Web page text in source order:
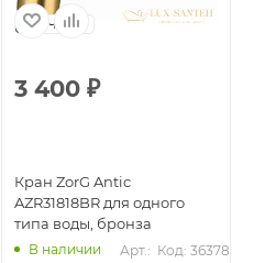
Чехия
3 400 ₽
Кран ZorG Antic
AZR31818BR для одного
типа воды, бронза
В наличии
Арт.: Код: 36378